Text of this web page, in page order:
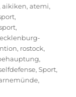
,aikiken,atemi,
,
,
, rostock,
,
,Sport,
,